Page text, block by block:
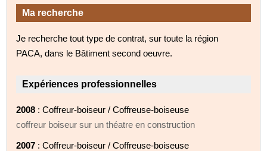
Ma recherche
Je recherche tout type de contrat, sur toute la région
PACA, dans le Bâtiment second oeuvre.
Expériences professionnelles
2008 : Coffreur-boiseur / Coffreuse-boiseuse
coffreur boiseur sur un théatre en construction
2007 : Coffreur-boiseur / Coffreuse-boiseuse